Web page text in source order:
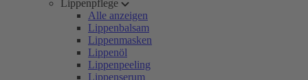
Lippenpflege
Alle anzeigen
Lippenbalsam
Lippenmasken
Lippenöl
Lippenpeeling
Lippenserum